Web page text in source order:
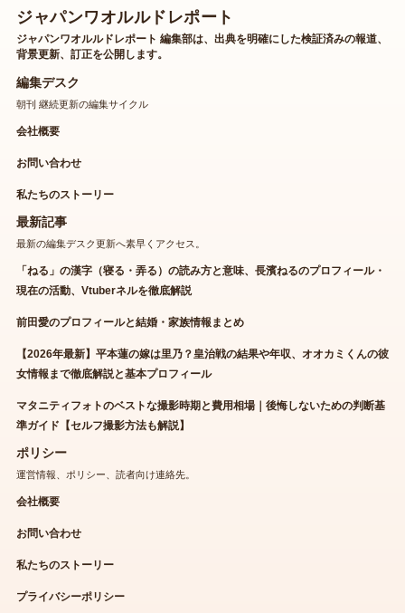
ジャパンワオルルドレポート
ジャパンワオルルドレポート 編集部は、出典を明確にした検証済みの報道、
背景更新、訂正を公開します。
編集デスク
朝刊 継続更新の編集サイクル
会社概要
お問い合わせ
私たちのストーリー
最新記事
最新の編集デスク更新へ素早くアクセス。
「ねる」の漢字（寝る・弄る）の読み方と意味、長濱ねるのプロフィール・
現在の活動、Vtuberネルを徹底解説
前田愛のプロフィールと結婚・家族情報まとめ
【2026年最新】平本蓮の嫁は里乃？皇治戦の結果や年収、オオカミくんの彼
女情報まで徹底解説と基本プロフィール
マタニティフォトのベストな撮影時期と費用相場｜後悔しないための判断基
準ガイド【セルフ撮影方法も解説】
ポリシー
運営情報、ポリシー、読者向け連絡先。
会社概要
お問い合わせ
私たちのストーリー
プライバシーポリシー